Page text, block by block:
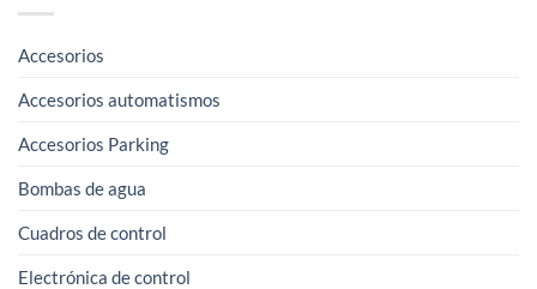
Accesorios
Accesorios automatismos
Accesorios Parking
Bombas de agua
Cuadros de control
Electrónica de control